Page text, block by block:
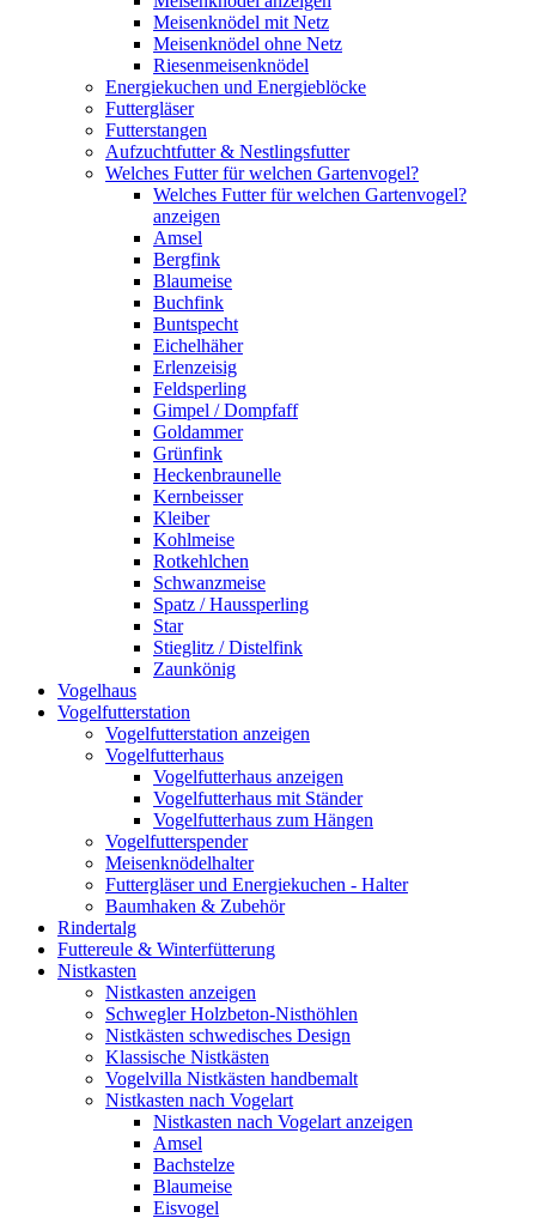
Meisenknödel mit Netz
Meisenknödel ohne Netz
Riesenmeisenknödel
Energiekuchen und Energieblöcke
Futtergläser
Futterstangen
Aufzuchtfutter & Nestlingsfutter
Welches Futter für welchen Gartenvogel?
Welches Futter für welchen Gartenvogel?
anzeigen
Amsel
Bergfink
Blaumeise
Buchfink
Buntspecht
Eichelhäher
Erlenzeisig
Feldsperling
Gimpel / Dompfaff
Goldammer
Grünfink
Heckenbraunelle
Kernbeisser
Kleiber
Kohlmeise
Rotkehlchen
Schwanzmeise
Spatz / Haussperling
Star
Stieglitz / Distelfink
Zaunkönig
Vogelhaus
Vogelfutterstation
Vogelfutterstation anzeigen
Vogelfutterhaus
Vogelfutterhaus anzeigen
Vogelfutterhaus mit Ständer
Vogelfutterhaus zum Hängen
Vogelfutterspender
Meisenknödelhalter
Futtergläser und Energiekuchen - Halter
Baumhaken & Zubehör
Rindertalg
Futtereule & Winterfütterung
Nistkasten
Nistkasten anzeigen
Schwegler Holzbeton-Nisthöhlen
Nistkästen schwedisches Design
Klassische Nistkästen
Vogelvilla Nistkästen handbemalt
Nistkasten nach Vogelart
Nistkasten nach Vogelart anzeigen
Amsel
Bachstelze
Blaumeise
Eisvogel